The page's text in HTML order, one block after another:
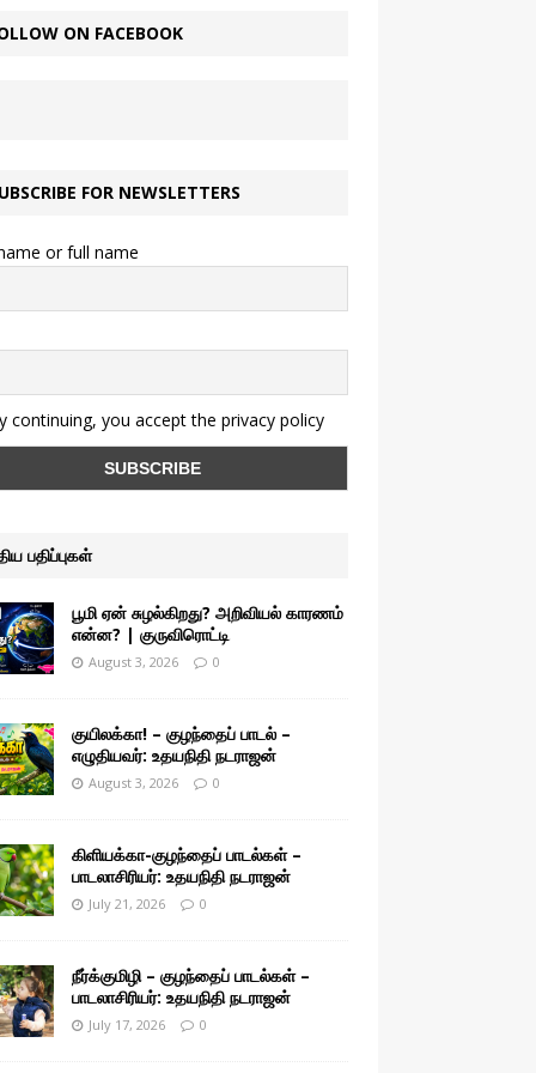
ON FACEBOOK
FOR NEWSLETTERS
or full name
continuing, you accept the privacy policy
பதிப்புகள்
பூமி ஏன் சுழல்கிறது? அறிவியல் காரணம்
என்ன? | குருவிரொட்டி
August 3, 2026 0
குயிலக்கா! – குழந்தைப் பாடல் –
எழுதியவர்: உதயநிதி நடராஜன்
August 3, 2026 0
கிளியக்கா-குழந்தைப் பாடல்கள் –
பாடலாசிரியர்: உதயநிதி நடராஜன்
July 21, 2026 0
நீர்க்குமிழி – குழந்தைப் பாடல்கள் –
பாடலாசிரியர்: உதயநிதி நடராஜன்
July 17, 2026 0